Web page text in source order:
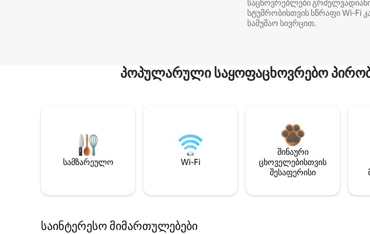
საცხოვრებლები
სტუმრობისთვის სწრაფი Wi‑Fi
სამუშაო სივრცით.
პოპულარული საყოფაცხოვრებო
სამზარეულო Wi-Fi
შინაური
ცხოველებისთვის
შესაფერისი
საინტერესო მიმართულებები